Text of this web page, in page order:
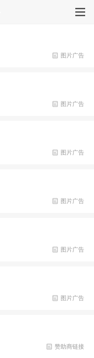
图片广告
图片广告
图片广告
图片广告
图片广告
图片广告
赞助商链接